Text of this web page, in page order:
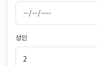
성인